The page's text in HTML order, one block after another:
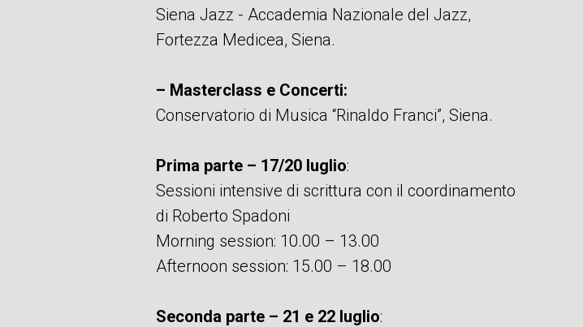
Siena Jazz - Accademia Nazionale del Jazz,
Fortezza Medicea, Siena.
– Masterclass e Concerti:
Conservatorio di Musica “Rinaldo Franci”, Siena.
Prima parte – 17/20 luglio:
Sessioni intensive di scrittura con il coordinamento
di Roberto Spadoni
Morning session: 10.00 – 13.00
Afternoon session: 15.00 – 18.00
Seconda parte – 21 e 22 luglio: